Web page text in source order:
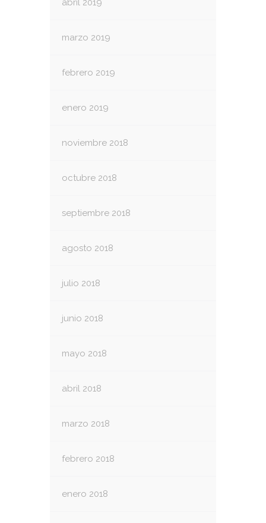
abril 2019
marzo 2019
febrero 2019
enero 2019
noviembre 2018
octubre 2018
septiembre 2018
agosto 2018
julio 2018
junio 2018
mayo 2018
abril 2018
marzo 2018
febrero 2018
enero 2018